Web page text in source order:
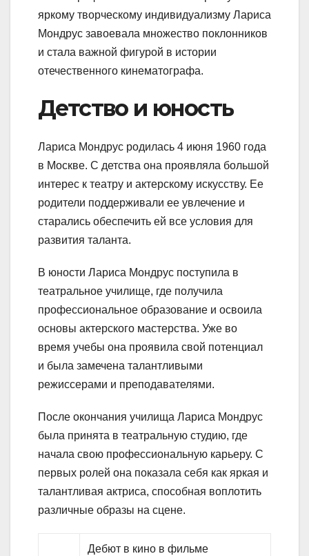
яркому творческому индивидуализму Лариса
Мондрус завоевала множество поклонников
и стала важной фигурой в истории
отечественного кинематографа.
Детство и юность
Лариса Мондрус родилась 4 июня 1960 года
в Москве. С детства она проявляла большой
интерес к театру и актерскому искусству. Ее
родители поддерживали ее увлечение и
старались обеспечить ей все условия для
развития таланта.
В юности Лариса Мондрус поступила в
театральное училище, где получила
профессиональное образование и освоила
основы актерского мастерства. Уже во
время учебы она проявила свой потенциал
и была замечена талантливыми
режиссерами и преподавателями.
После окончания училища Лариса Мондрус
была принята в театральную студию, где
начала свою профессиональную карьеру. С
первых ролей она показала себя как яркая и
талантливая актриса, способная воплотить
различные образы на сцене.
Дебют в кино в фильме